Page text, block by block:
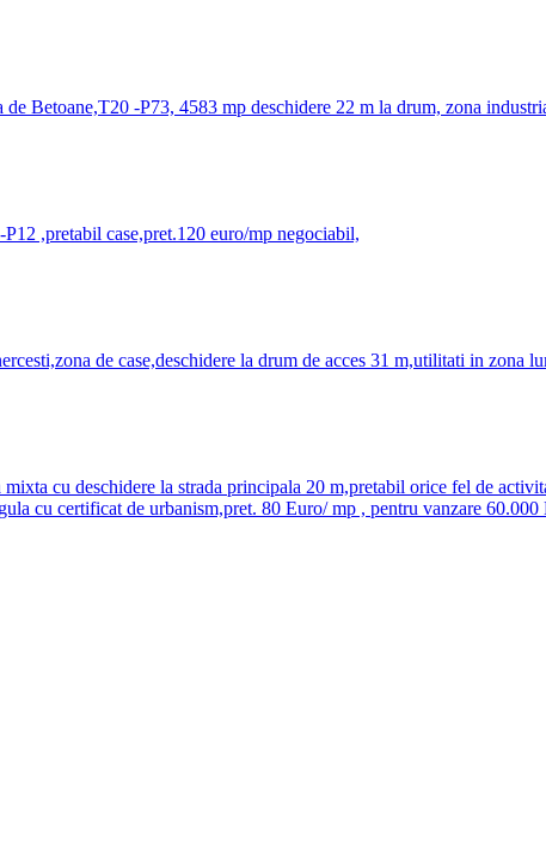
Betoane,T20 -P73, 4583 mp deschidere 22 m la drum, zona
,pretabil case,pret.120 euro/mp negociabil,
de case,deschidere la drum de acces 31 m,utilitati in zona
cu deschidere la strada principala 20 m,pretabil orice fel de
cu certificat de urbanism,pret. 80 Euro/ mp , pentru vanzare